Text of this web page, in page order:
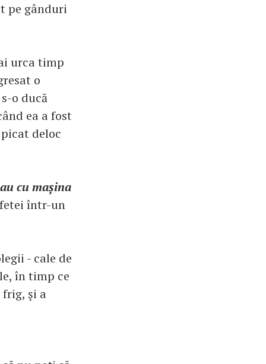
pe gânduri
urca timp
o
o ducă
ea a fost
deloc
cu mașina
într-un
- cale de
în timp ce
frig, și a